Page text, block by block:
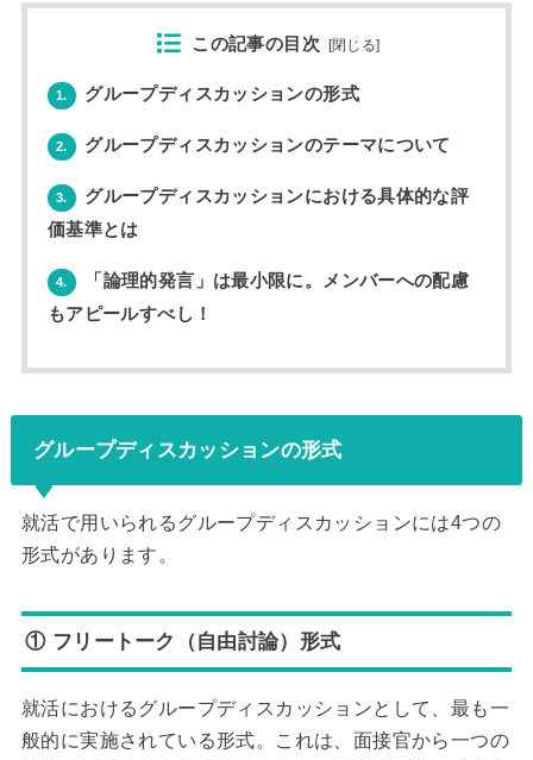
この記事の目次 [閉じる]
1. グループディスカッションの形式
2. グループディスカッションのテーマについて
3.
グループディスカッションにおける具体的な評
価基準とは
4.
「論理的発言」は最小限に。メンバーへの配慮
もアピールすべし！
グループディスカッションの形式
就活で用いられるグループディスカッションには4つの
形式があります。
① フリートーク（自由討論）形式
就活におけるグループディスカッションとして、最も一
般的に実施されている形式。これは、面接官から一つの